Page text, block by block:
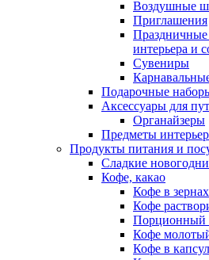
Воздушные
Приглашения
интерьера и
Сувениры
Подарочные
Аксессуары для
Органайзеры
Предметы
Продукты питания и
Сладкие
Кофе, какао
Кофе в зернах
Кофе
Порционный
Кофе
Кофе в